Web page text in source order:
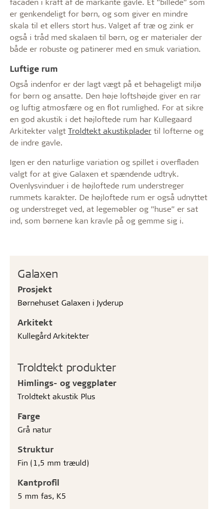
Galaxen
Prosjekt
Børnehuset Galaxen i Jyderup
Arkitekt
Kullegård Arkitekter
Troldtekt produkter
Himlings- og veggplater
Troldtekt akustik Plus
Farge
Grå natur
Struktur
Fin (1,5 mm træuld)
Kantprofil
5 mm fas, K5
er genkendeligt for børn, og som giver en mindre
skala til et ellers stort hus. Valget af træ og zink er
også i tråd med skalaen til børn, og er materialer der
både er robuste og patinerer med en smuk variation.
Luftige rum
Også indenfor er der lagt vægt på et behageligt miljø
for børn og ansatte. Den høje loftshøjde giver en rar
og luftig atmosfære og en flot rumlighed. For at sikre
en god akustik i det højloftede rum har Kullegaard
Arkitekter valgt Troldtekt akustikplader til lofterne og
de indre gavle.
Igen er den naturlige variation og spillet i overfladen
valgt for at give Galaxen et spændende udtryk.
Ovenlysvinduer i de højloftede rum understreger
rummets karakter. De højloftede rum er også udnyttet
og understreget ved, at legemøbler og ”huse” er sat
ind, som børnene kan kravle på og gemme sig i.